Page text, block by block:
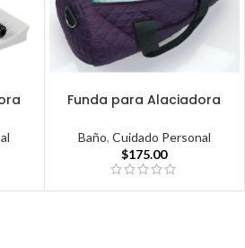
Funda para Alaciadora
Baño, Cuidado Personal
$175.00